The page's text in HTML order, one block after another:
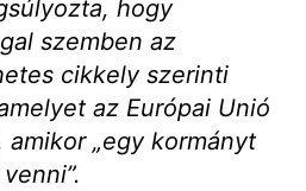
hogy
szemben az
cikkely szerinti
az Európai Unió
amikor „egy kormányt